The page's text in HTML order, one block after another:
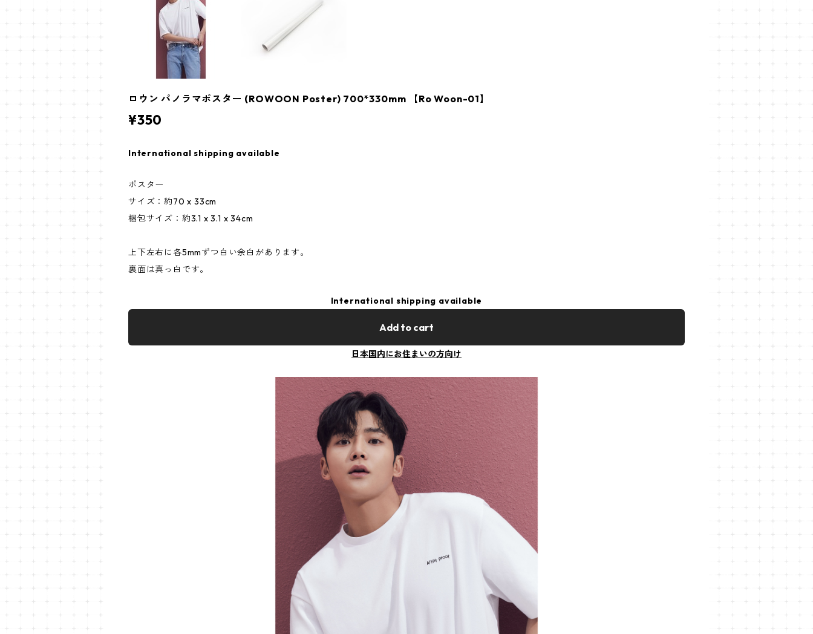
ロウン パノラマポスター (ROWOON Poster) 700*330mm 【Ro Woon-01】
¥350
International shipping available
ポスター
サイズ：約70 x 33cm
梱包サイズ：約3.1 x 3.1 x 34cm
上下左右に各5mmずつ白い余白があります。
裏面は真っ白です。
International shipping available
Add to cart
日本国内にお住まいの方向け